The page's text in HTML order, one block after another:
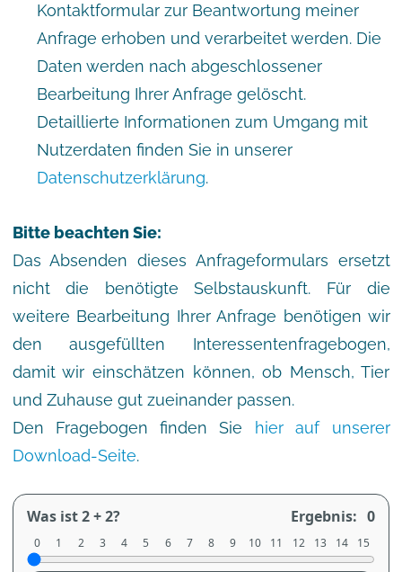
Kontaktformular zur Beantwortung meiner
Anfrage erhoben und verarbeitet werden. Die
Daten werden nach abgeschlossener
Bearbeitung Ihrer Anfrage gelöscht.
Detaillierte Informationen zum Umgang mit
Nutzerdaten finden Sie in unserer
Datenschutzerklärung.
Bitte beachten Sie:
Das Absenden dieses Anfrageformulars ersetzt
nicht die benötigte Selbstauskunft. Für die
weitere Bearbeitung Ihrer Anfrage benötigen wir
den ausgefüllten Interessentenfragebogen,
damit wir einschätzen können, ob Mensch, Tier
und Zuhause gut zueinander passen.
Den Fragebogen finden Sie
hier auf unserer
Download-Seite.
Was ist 2 + 2? Ergebnis: 0
0 1 2 3 4 5 6 7 8 9 10 11 12 13 14 15